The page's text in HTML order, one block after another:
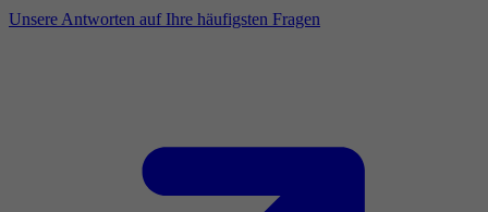
Unsere Antworten auf Ihre häufigsten Fragen